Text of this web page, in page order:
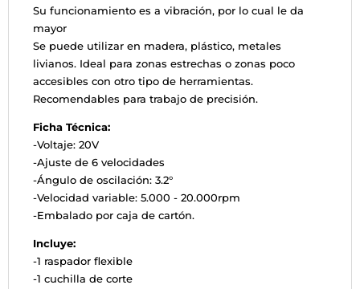
Su funcionamiento es a vibración, por lo cual le da
mayor
Se puede utilizar en madera, plástico, metales
livianos. Ideal para zonas estrechas o zonas poco
accesibles con otro tipo de herramientas.
Recomendables para trabajo de precisión.
Ficha Técnica:
-Voltaje: 20V
-Ajuste de 6 velocidades
-Ángulo de oscilación: 3.2°
-Velocidad variable: 5.000 - 20.000rpm
-Embalado por caja de cartón.
Incluye:
-1 raspador flexible
-1 cuchilla de corte